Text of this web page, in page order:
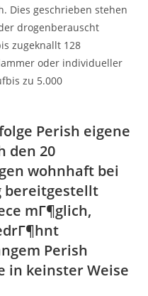
Dies geschrieben stehen
drogenberauscht
zugeknallt 128
oder individueller
zu 5.000
Perish eigene
den 20
wohnhaft bei
bereitgestellt
mГ¶glich,
Perish
in keinster Weise